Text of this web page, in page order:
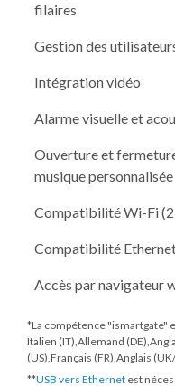
filaires
Gestion des
Intégration vidéo
Alarme visuelle et
Ouverture et
musique personnalisée
Compatibilité Wi-Fi
Compatibilité
Accès par navigateur
*La compétence "ismartgate"
Italien (IT),Allemand
(US),Français (FR),Anglais
**USB vers Ethernet est